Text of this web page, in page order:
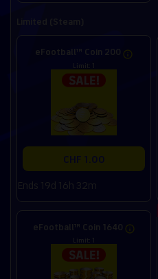
eFootball™ Coin 200
Limit: 1
CHF 1.00
Ends 19d 16h 32m
eFootball™ Coin 1640
Limit: 1